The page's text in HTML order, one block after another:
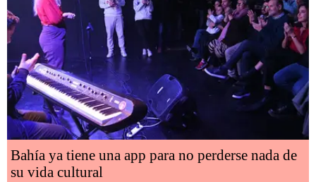
Bahía ya tiene una app para no perderse nada de
su vida cultural